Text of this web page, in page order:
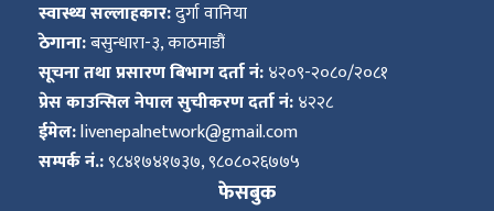
स्वास्थ्य सल्लाहकार:दुर्गा वानिया
ठेगाना:बसुन्धारा-३, काठमाडौं
सूचना तथा प्रसारण बिभाग दर्ता नं:४२०९-२०८०/२०८१
प्रेस काउन्सिल नेपाल सुचीकरण दर्ता नं:४२२८
ईमेल:livenepalnetwork@gmail.com
सम्पर्क नं.:९८४१७४१७३७, ९८०८०२६७७५
फेसबुक